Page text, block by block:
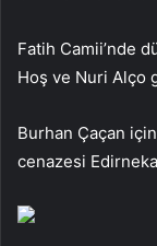
Fatih Camii’nde
Hoş ve Nuri Alço
Burhan Çaçan için
cenazesi